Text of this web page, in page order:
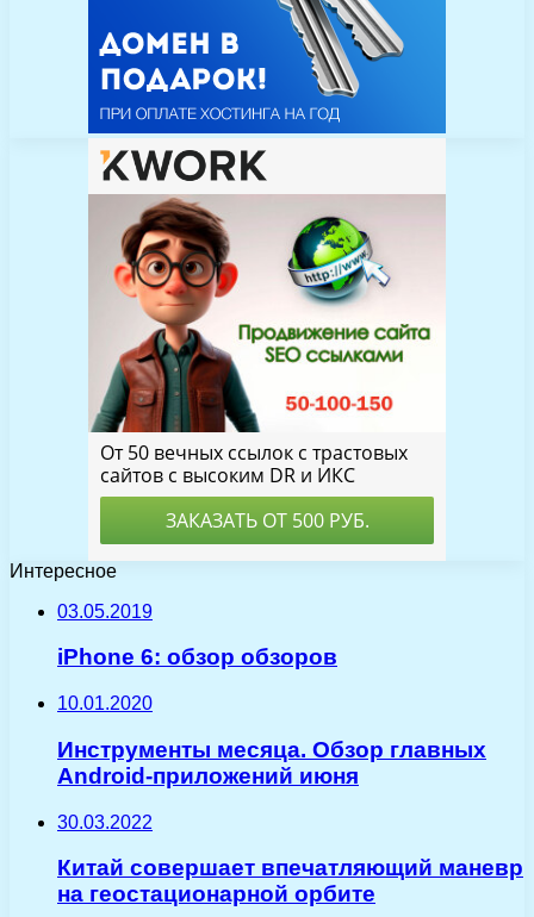
Интересное
03.05.2019
iPhone 6: обзор обзоров
10.01.2020
Инструменты месяца. Обзор главных
Android-приложений июня
30.03.2022
Китай совершает впечатляющий маневр
на геостационарной орбите